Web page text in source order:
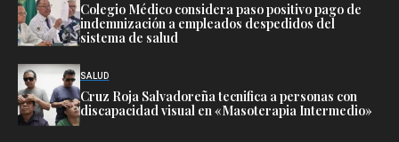
Colegio Médico considera paso positivo pago de
indemnización a empleados despedidos del
sistema de salud
SALUD
Cruz Roja Salvadoreña tecnifica a personas con
discapacidad visual en «Masoterapia Intermedio»